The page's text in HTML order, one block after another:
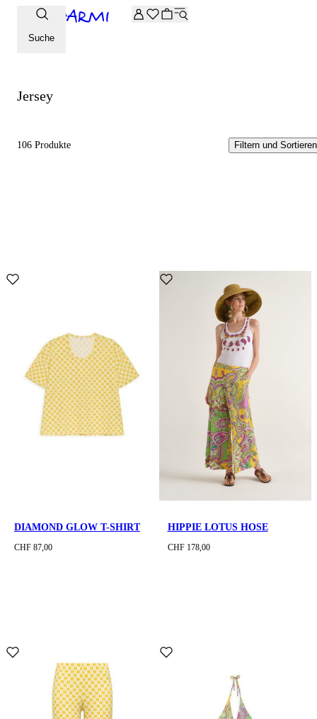
Zusätzliche -20 % Rabatt auf die Archive-Auswahl. Geben Sie
Suche
Jersey
Jersey
106 Produkte Filtern und Sortieren
DIAMOND GLOW T-SHIRT
CHF 87,00
HIPPIE LOTUS HOSE
CHF 178,00